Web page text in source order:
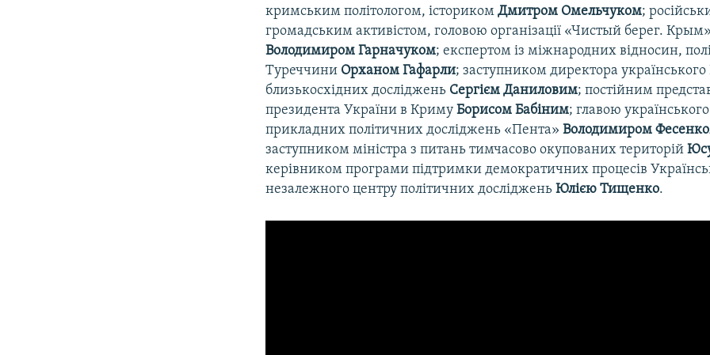
кримським політологом, історикомДмитром Омельчуком;
громадським активістом, головою організації «Чистый берег.
Володимиром Гарначуком; експертом із міжнародних відносин,
Туреччини Орханом Гафарли; заступником директора
близькосхідних досліджень Сергієм Даниловим; постійним
президента України в КримуБорисом Бабіним; главою
прикладних політичних досліджень «Пента»Володимиром
заступником міністра з питань тимчасово окупованих територій
керівником програми підтримки демократичних процесів
незалежного центру політичних дослідженьЮлією Тищенко.